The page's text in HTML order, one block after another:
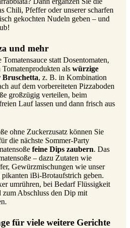
Chili, Pfeffer oder unserer scharfen
gekochten Nudeln geben – und
und mehr
statt Dosentomaten,
als würzige
, z. B. in Kombination
auf dem vorbereiteten Pizzaboden
großzügig verteilen, beim
Lauf lassen und dann frisch aus
ohne Zuckerzusatz können Sie
die nächste Sommer-Party
feine Dips zaubern. Das
– dazu Zutaten wie
Gewürzmischungen wie unser
iBi-Brotaufstrich geben.
umrühren, bei Bedarf Flüssigkeit
zum Abschluss den Dip mit
für viele weitere Gerichte